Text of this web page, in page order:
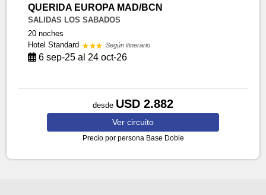
QUERIDA EUROPA MAD/BCN
SALIDAS LOS SABADOS
20 noches
Hotel Standard
Según itinerario
6 sep-25 al 24 oct-26
desde USD 2.882
Ver circuito
Precio por persona Base Doble